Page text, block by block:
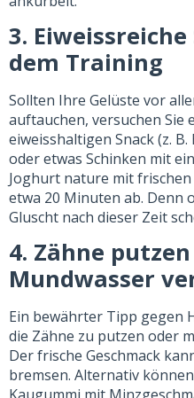
3.
dem Training
Sollten Ihre Gelüste vor
auftauchen, versuchen Sie
eiweisshaltigen Snack (z.
oder etwas Schinken mit
Joghurt nature mit frischen
etwa 20 Minuten ab. Denn
Gluscht nach dieser Zeit
4. Zähne
Mundwasser
Ein bewährter Tipp gegen
die Zähne zu putzen oder
Der frische Geschmack
bremsen. Alternativ